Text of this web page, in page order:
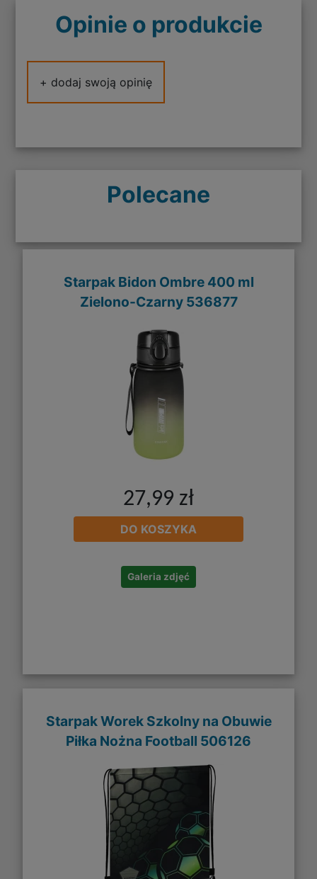
Opinie o produkcie
+ dodaj swoją opinię
Polecane
Starpak Bidon Ombre 400 ml
Zielono-Czarny 536877
27,99 zł
DO KOSZYKA
Galeria zdjęć
Starpak Worek Szkolny na Obuwie
Piłka Nożna Football 506126